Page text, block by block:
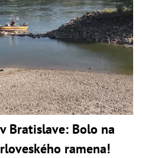
Bratislave: Bolo na
ramena!